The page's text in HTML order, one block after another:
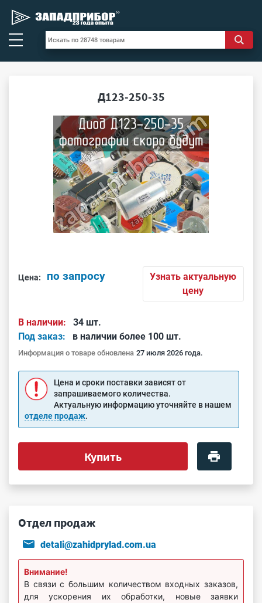
Д123-250-35
Цена: по запросу
Узнать актуальную
цену
В наличии:
34 шт.
Под заказ:
в наличии более 100 шт.
Информация о товаре обновлена 27 июля 2026 года.
Цена и сроки поставки зависят от
запрашиваемого количества.
Актуальную информацию уточняйте в нашем
отделе продаж.
Купить
Отдел продаж
detali@zahidprylad.com.ua
Внимание!
В связи с большим количеством входных заказов,
для ускорения их обработки, новые заявки